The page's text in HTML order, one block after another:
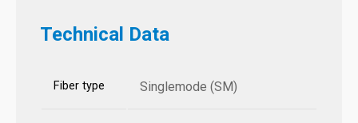
Technical Data
Fiber type Singlemode (SM)